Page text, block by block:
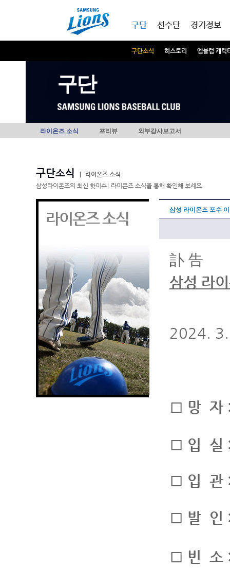
구단
구단소식 히스토리 엠블럼 캐릭
선수단 경기정보
구단
라이온즈 소식 프리뷰 외부감사보고서
구단소식
라이온즈 소식
삼성라이온즈의 최신 핫이슈! 라이온즈 소식을 통해 확인해 보세요.
라이온즈 소식 삼성 라이온즈 포수
訃 告
삼성 라
2024.
□ 망 자
□ 입 실
□ 입 관
□ 발 인
□ 빈 소 :